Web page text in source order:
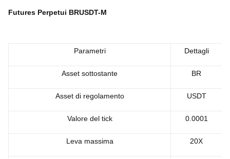
Futures Perpetui BRUSDT-M
Parametri Dettagli
Asset sottostante BR
Asset di regolamento USDT
Valore del tick 0.0001
Leva massima 20X